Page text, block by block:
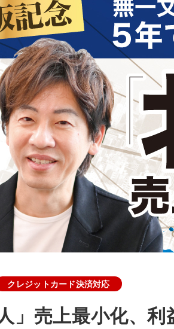
クレジットカード決済対応
」売上最小化、